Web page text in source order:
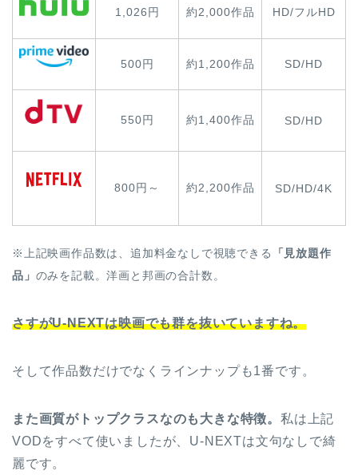
1,026円 約2,000作品 HD/フルHD
500円 約1,200作品 SD/HD
550円 約1,400作品 SD/HD
800円～ 約2,200作品 SD/HD/4K
※上記映画作品数は、追加料金なしで視聴できる
「見放題作
品」 のみを記載。洋画と邦画の合計数。
さすがU-NEXTは映画でも群を抜いていますね。
そして作品数だけでなくラインナップも1番です。
また画質がトップクラスなのも大きな特徴。 私は上記
VODをすべて使いましたが、U-NEXTは文句なしで綺
麗です。